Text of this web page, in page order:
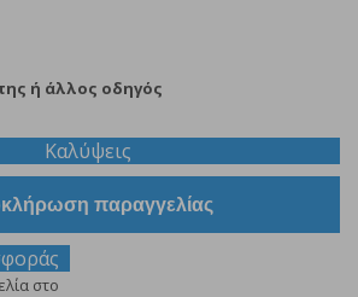
ή άλλος οδηγός
Καλύψεις
παραγγελίας
στο